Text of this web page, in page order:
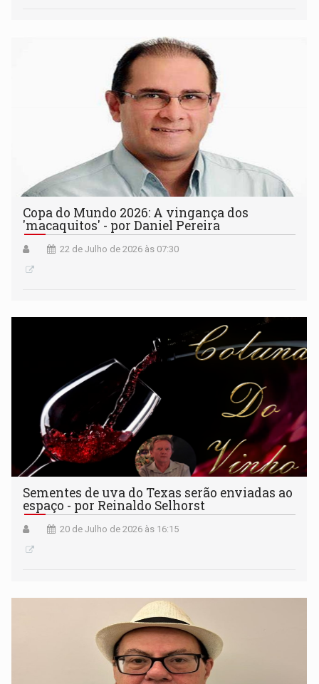
Copa do Mundo 2026: A vingança dos
'macaquitos' - por Daniel Pereira
22 de Julho de 2026 às 07:30
Sementes de uva do Texas serão enviadas ao
espaço - por Reinaldo Selhorst
20 de Julho de 2026 às 16:15